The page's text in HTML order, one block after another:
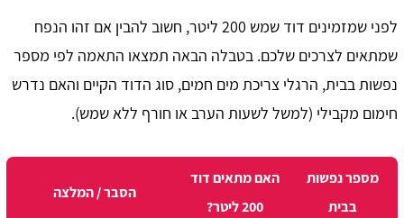
לפני שמזמינים דוד שמש 200 ליטר, חשוב להבין אם זהו הנפח
שמתאים לצרכים שלכם. בטבלה הבאה תמצאו התאמה לפי מספר
נפשות בבית, הרגלי צריכת מים חמים, סוג הדוד הקיים והאם נדרש
חימום מקבילי (למשל לשעות הערב או חורף ללא שמש).
מספר נפשות
בבית
האם מתאים דוד
200 ליטר?
הסבר / המלצה